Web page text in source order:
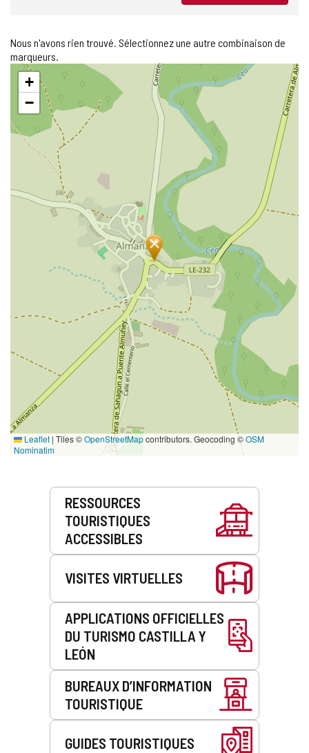
Nous n'avons rien trouvé. Sélectionnez une autre combinaison de
marqueurs.
Sauter
carte
+
−
Leaflet | Tiles ©OpenStreetMapcontributors. Geocoding ©OSM
Nominatim
Prestations
RESSOURCES
TOURISTIQUES
ACCESSIBLES
VISITES VIRTUELLES
APPLICATIONS OFFICIELLES
DU TURISMO CASTILLA Y
LEÓN
BUREAUX D’INFORMATION
TOURISTIQUE
GUIDES TOURISTIQUES